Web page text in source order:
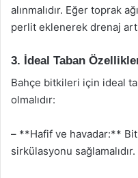
alınmalıdır. Eğer toprak
perlit eklenerek drenaj
3. İdeal Taban
Bahçe bitkileri için ideal
olmalıdır:
– **Hafif ve havadar:**
sirkülasyonu sağlamalıdır.